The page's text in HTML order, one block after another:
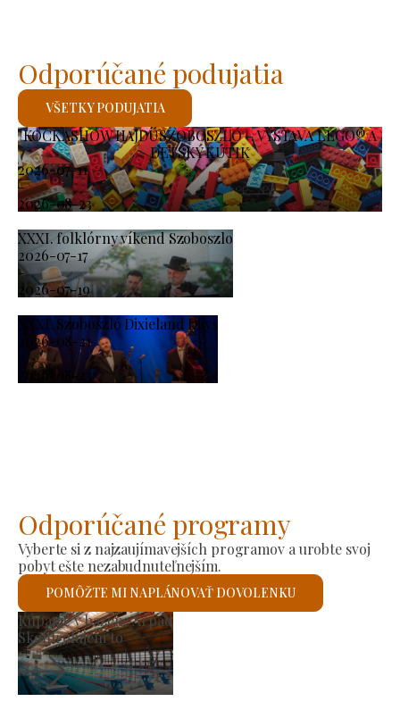
KOCKASHOW HAJDÚSZOBOSZLÓ – VÝSTAVA LEGO® A
DETSKÝ KÚTIK
2026-07-11
-
2026-08-23
XXXI. folklórny víkend Szoboszlo
2026-07-17
-
2026-07-19
XXXI. Szoboszló Dixieland Days
2026-08-21
-
2026-08-23
Odporúčané podujatia
VŠETKY PODUJATIA
Odporúčané programy
Vyberte si z najzaujímavejších programov a urobte svoj
pobyt ešte nezabudnuteľnejším.
POMÔŽTE MI NAPLÁNOVAŤ DOVOLENKU
výrobcov
to